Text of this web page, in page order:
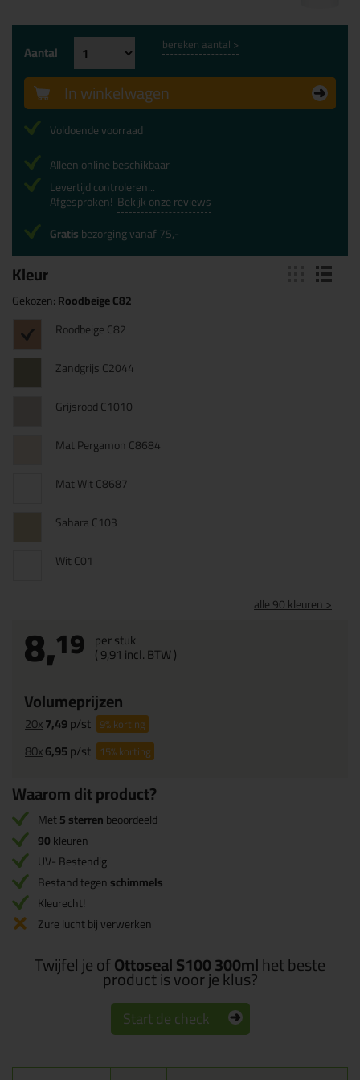
Kleur
Gekozen:Roodbeige C82
Roodbeige C82
Zandgrijs C2044
Grijsrood C1010
Mat Pergamon C8684
Mat Wit C8687
Sahara C103
Wit C01
alle 90 kleuren >
8,19 per stuk
(9,91 incl. BTW )
Volumeprijzen
20x7,49p/st 9%korting
80x6,95p/st 15%korting
Aantal bereken aantal >
In winkelwagen
Voldoende voorraad
Alleen online beschikbaar
Levertijd controleren...
Afgesproken! Bekijk onze reviews
Gratisbezorging vanaf 75,-
Waarom dit product?
Met5 sterrenbeoordeeld
90kleuren
UV- Bestendig
Bestand tegenschimmels
Kleurecht!
Zure lucht bij verwerken
Twijfel je ofOttoseal S100 300mlhet beste
product is voor je klus?
Start de check